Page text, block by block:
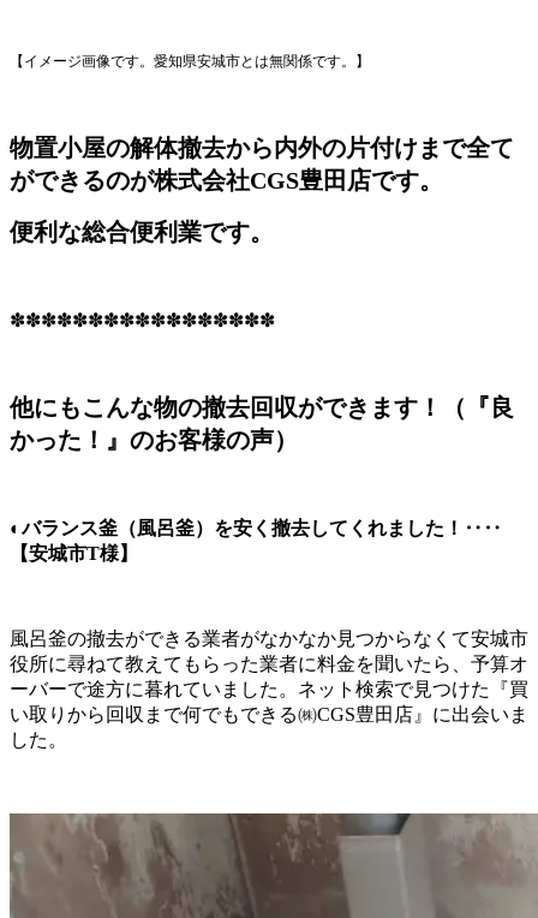
【イメージ画像です。愛知県安城市とは無関係です。】
物置小屋の解体撤去から内外の片付けまで全て
ができるのが株式会社CGS豊田店です。
便利な総合便利業です。
✽✽✽✽✽✽✽✽✽✽✽✽✽✽✽✽✽
他にもこんな物の撤去回収ができます！（『良
かった！』のお客様の声）
◐バランス釜（風呂釜）を安く撤去してくれました！‥‥
【安城市T様】
風呂釜の撤去ができる業者がなかなか見つからなくて安城市
役所に尋ねて教えてもらった業者に料金を聞いたら、予算オ
ーバーで途方に暮れていました。ネット検索で見つけた『買
い取りから回収まで何でもできる㈱CGS豊田店』に出会いま
した。